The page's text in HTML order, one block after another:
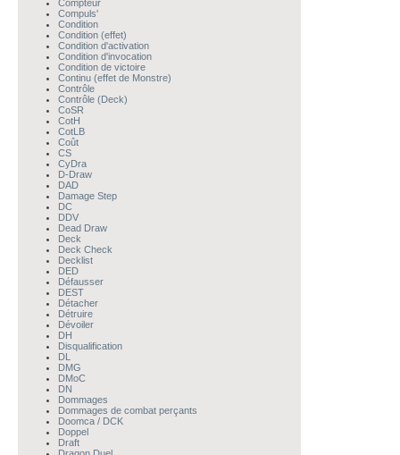
Compteur
Compuls'
Condition
Condition (effet)
Condition d'activation
Condition d'invocation
Condition de victoire
Continu (effet de Monstre)
Contrôle
Contrôle (Deck)
CoSR
CotH
CotLB
Coût
CS
CyDra
D-Draw
DAD
Damage Step
DC
DDV
Dead Draw
Deck
Deck Check
Decklist
DED
Défausser
DEST
Détacher
Détruire
Dévoiler
DH
Disqualification
DL
DMG
DMoC
DN
Dommages
Dommages de combat perçants
Doomca / DCK
Doppel
Draft